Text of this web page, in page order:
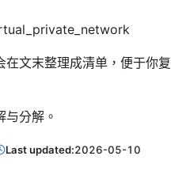
文末整理成清单，便于你复
分解。
Last updated:2026-05-10